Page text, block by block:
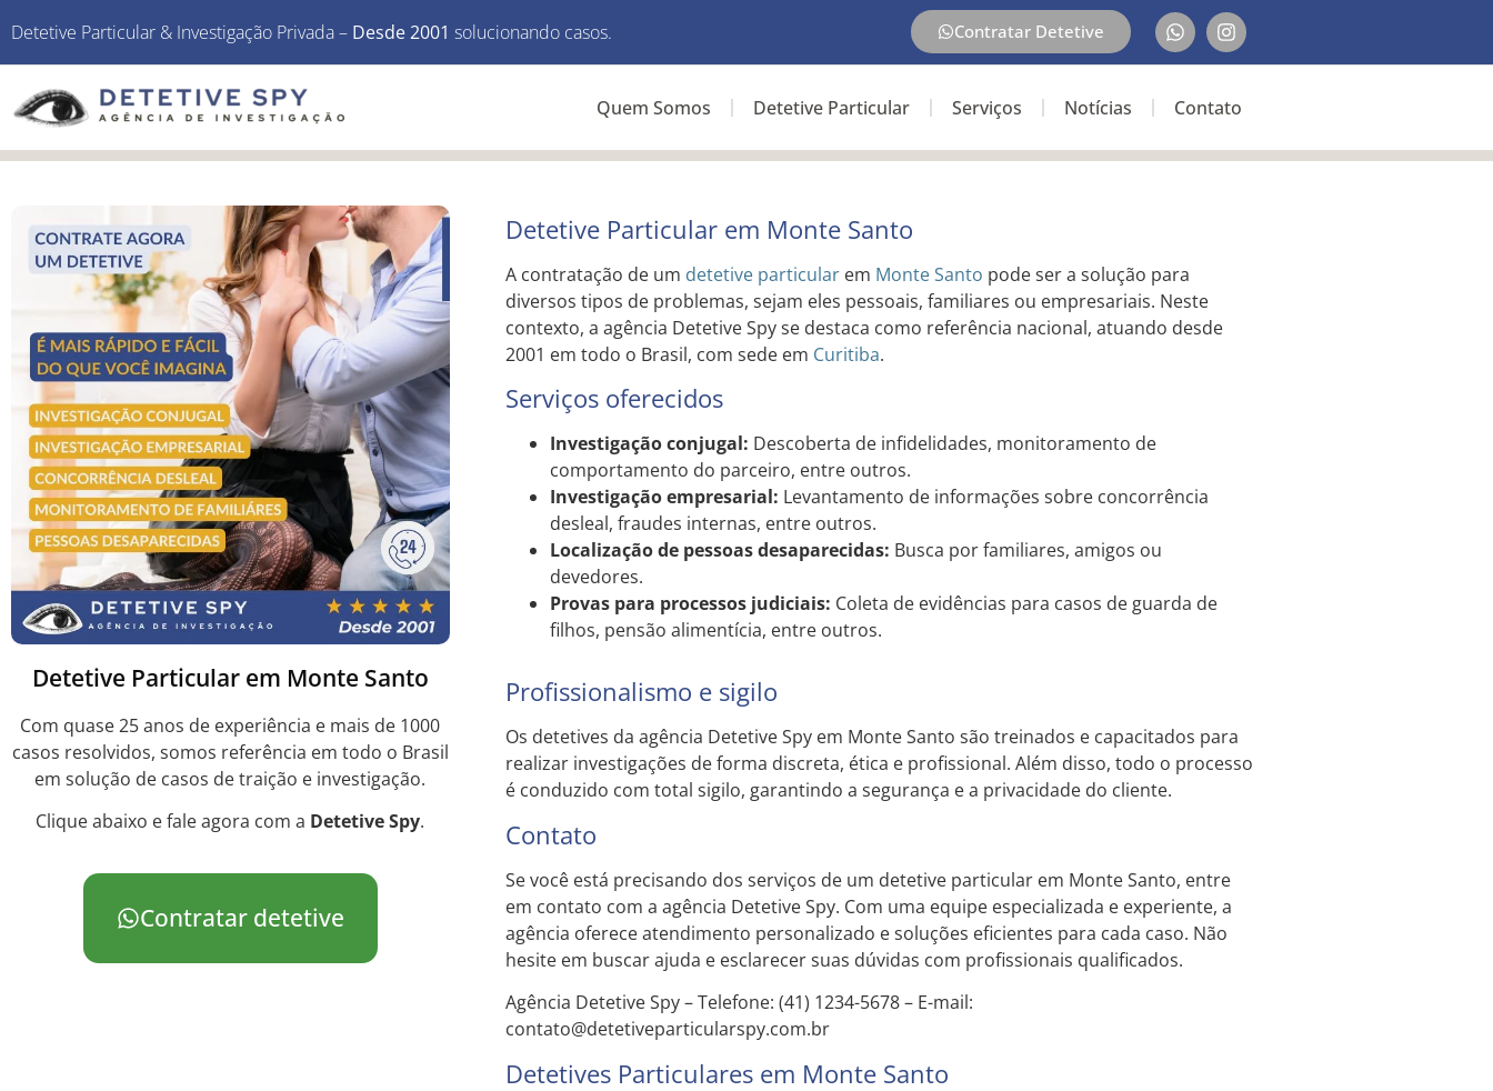
Detetive Particular & Investigação Privada – Desde 2001 solucionando casos. Contratar Detetive
Quem Somos Detetive Particular Serviços Notícias Contato
Detetive Particular em Monte Santo
Com quase 25 anos de experiência e mais de 1000
casos resolvidos, somos referência em todo o Brasil
em solução de casos de traição e investigação.
Clique abaixo e fale agora com a Detetive Spy.
Contratar detetive
Detetive Particular em Monte Santo
A contratação de um detetive particularem Monte Santo pode ser a solução para
diversos tipos de problemas, sejam eles pessoais, familiares ou empresariais. Neste
contexto, a agência Detetive Spy se destaca como referência nacional, atuando desde
2001 em todo o Brasil, com sede em Curitiba.
Serviços oferecidos
Investigação conjugal: Descoberta de infidelidades, monitoramento de
comportamento do parceiro, entre outros.
Investigação empresarial: Levantamento de informações sobre concorrência
desleal, fraudes internas, entre outros.
Localização de pessoas desaparecidas: Busca por familiares, amigos ou
devedores.
Provas para processos judiciais: Coleta de evidências para casos de guarda de
filhos, pensão alimentícia, entre outros.
Profissionalismo e sigilo
Os detetives da agência Detetive Spy em Monte Santo são treinados e capacitados para
realizar investigações de forma discreta, ética e profissional. Além disso, todo o processo
é conduzido com total sigilo, garantindo a segurança e a privacidade do cliente.
Contato
Se você está precisando dos serviços de um detetive particular em Monte Santo, entre
em contato com a agência Detetive Spy. Com uma equipe especializada e experiente, a
agência oferece atendimento personalizado e soluções eficientes para cada caso. Não
hesite em buscar ajuda e esclarecer suas dúvidas com profissionais qualificados.
Agência Detetive Spy – Telefone: (41) 1234-5678 – E-mail:
contato@detetiveparticularspy.com.br
Detetives Particulares em Monte Santo